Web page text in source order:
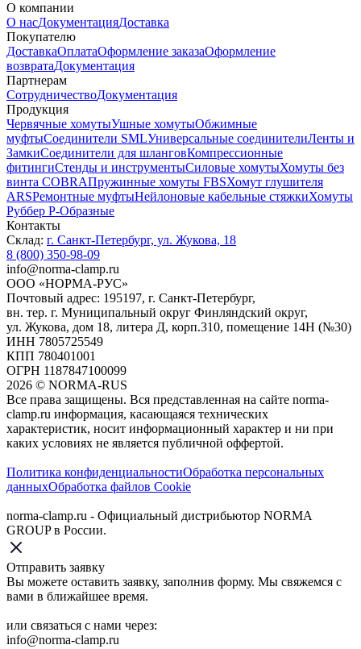
О компании
О насДокументацияДоставка
Покупателю
ДоставкаОплатаОформление заказаОформление
возвратаДокументация
Партнерам
СотрудничествоДокументация
Продукция
Червячные хомутыУшные хомутыОбжимные
муфтыСоединители SMLУниверсальные соединителиЛенты и
ЗамкиСоединители для шланговКомпрессионные
фитингиСтенды и инструментыСиловые хомутыХомуты без
винта COBRAПружинные хомуты FBSХомут глушителя
ARSРемонтные муфтыНейлоновые кабельные стяжкиХомуты
Руббер Р-Образные
Контакты
Склад: г. Санкт-Петербург, ул. Жукова, 18
8 (800) 350-98-09
info@norma-clamp.ru
ООО «НОРМА-РУС»
Почтовый адрес: 195197, г. Санкт-Петербург,
вн. тер. г. Муниципальный округ Финляндский округ,
ул. Жукова, дом 18, литера Д, корп.310, помещение 14Н (№30)
ИНН 7805725549
КПП 780401001
ОГРН 1187847100099
2026 © NORMA-RUS
Все права защищены. Вся представленная на сайте norma-
clamp.ru информация, касающаяся технических
характеристик, носит информационный характер и ни при
каких условиях не является публичной оффертой.‍
Политика конфиденциальностиОбработка персональных
данныхОбработка файлов Cookie
norma-clamp.ru - Официальный дистрибьютор NORMA
GROUP в России.
Отправить заявку
Вы можете оставить заявку, заполнив форму. Мы свяжемся с
вами в ближайшее время.
или связаться с нами через:
info@norma-clamp.ru